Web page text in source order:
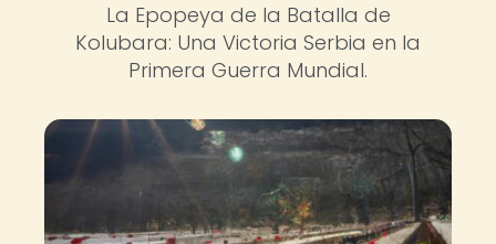
La Epopeya de la Batalla de
Kolubara: Una Victoria Serbia en la
Primera Guerra Mundial.